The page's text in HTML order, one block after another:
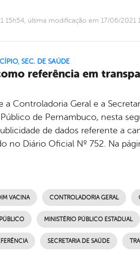
15h54, última modificação em 17/06/2021
, SEC. DE SAÚDE
referência em
Controladoria Geral e a
de Pernambuco, nesta
de dados referente a
no Diário Oficial Nº 752. Na
VACINA CONTROLADORIA GERAL
MINISTÉRIO PÚBLICO ESTADUAL
SECRETARIA DE SAÚDE